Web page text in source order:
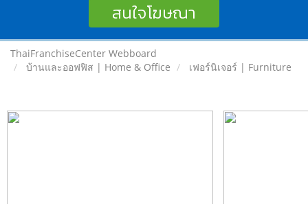
สนใจโฆษณา
ThaiFranchiseCenter Webboard
บ้านและออฟฟิส | Home & Office
เฟอร์นิเจอร์ | Furniture